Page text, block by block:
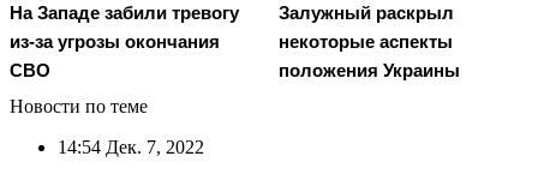
На Западе забили тревогу
из-за угрозы окончания
СВО
Залужный раскрыл
некоторые аспекты
положения Украины
Новости по теме
14:54 Дек. 7, 2022